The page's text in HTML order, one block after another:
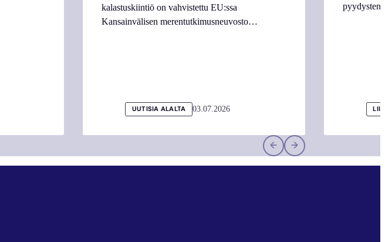
kalastuskiintiö on vahvistettu EU:ssa
Kansainvälisen merentutkimusneuvosto…
UUTISIA ALALTA 03.07.2026
pyydysten